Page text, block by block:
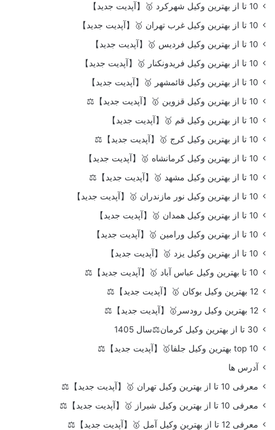
10 تا از بهترین وکیل شهرکرد 🥇【آپدیت جدید】
10 تا از بهترین وکیل غرب تهران 🥇【آپدیت جدید】
10 تا از بهترین وکیل فردیس 🥇【آپدیت جدید】
10 تا از بهترین وکیل فریدونکنار 🥇【آپدیت جدید】
10 تا از بهترین وکیل قائمشهر 🥇【آپدیت جدید】
10 تا از بهترین وکیل قزوین 🥇【آپدیت جدید】⚖️
10 تا از بهترین وکیل قم 🥇【آپدیت جدید】
10 تا از بهترین وکیل کرج 🥇【آپدیت جدید】⚖️
10 تا از بهترین وکیل کرمانشاه 🥇【آپدیت جدید】
10 تا از بهترین وکیل مشهد 🥇【آپدیت جدید】⚖️
10 تا از بهترین وکیل نور مازندران 🥇【آپدیت جدید】
10 تا از بهترین وکیل همدان 🥇【آپدیت جدید】
10 تا از بهترین وکیل ورامین 🥇【آپدیت جدید】
10 تا از بهترین وکیل یزد 🥇【آپدیت جدید】
10 تا بهترین وکیل عباس آباد 🥇【آپدیت جدید】⚖️
12 بهترین وکیل بوکان 🥇【آپدیت جدید】⚖️
12 بهترین وکیل رودسر🥇【آپدیت جدید】⚖️
30 تا از بهترین وکیل کرمان⚖️سال 1405
top 10 بهترین وکیل جلفا🥇【آپدیت جدید】⚖️
آدرس ها
معرفی 10 تا از بهترین وکیل تهران 🥇【آپدیت جدید】⚖️
معرفی 10 تا از بهترین وکیل شیراز 🥇【آپدیت جدید】⚖️
معرفی 12 تا از بهترین وکیل آمل 🥇【آپدیت جدید】⚖️